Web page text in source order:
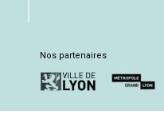
Nos partenaires